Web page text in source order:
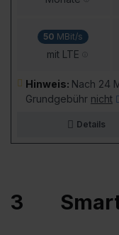
50 MBit/s
mit LTE
Hinweis: Nach 24
Grundgebühr nicht
Details
3